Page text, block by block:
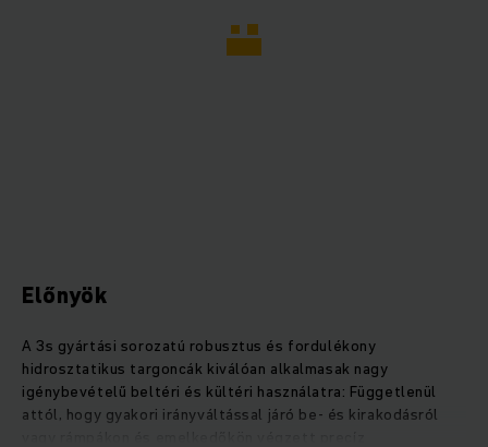
Előnyök
A 3s gyártási sorozatú robusztus és fordulékony
hidrosztatikus targoncák kiválóan alkalmasak nagy
igénybevételű beltéri és kültéri használatra: Függetlenül
attól, hogy gyakori irányváltással járó be- és kirakodásról